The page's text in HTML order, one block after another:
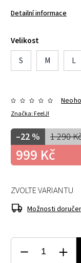
Detailní informace
Velikost
S
M L
Značka:FeelJ!
1 290
–22 %
999 Kč
ZVOLTE VARIANTU
Možnosti